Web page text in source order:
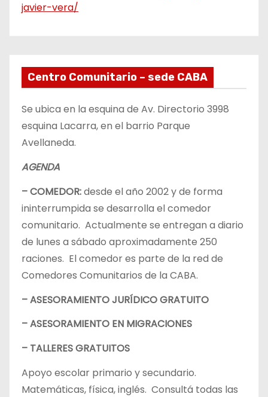
javier-vera/
Centro Comunitario – sede CABA
Se ubica en la esquina de Av. Directorio 3998
esquina Lacarra, en el barrio Parque
Avellaneda.
AGENDA
– COMEDOR:desde el año 2002 y de forma
ininterrumpida se desarrolla el comedor
comunitario. Actualmente se entregan a diario
de lunes a sábado aproximadamente 250
raciones. El comedor es parte de la red de
Comedores Comunitarios de la CABA.
– ASESORAMIENTO JURÍDICO GRATUITO
– ASESORAMIENTO EN MIGRACIONES
– TALLERES GRATUITOS
Apoyo escolar primario y secundario.
Matemáticas, física, inglés. Consultá todas las